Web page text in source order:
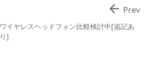
ワイヤレスヘッドフォン比較検討中[追記あ
り]
 Prev